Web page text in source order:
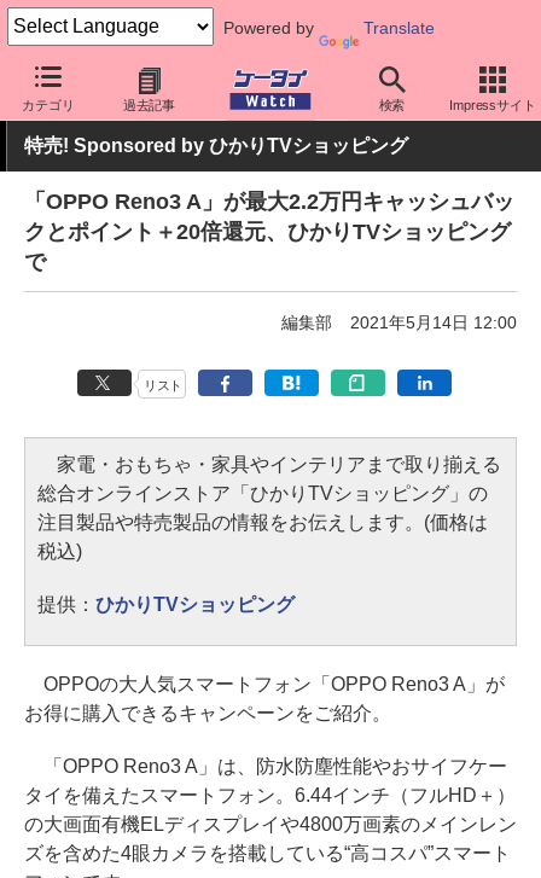
Powered by Translate
カテゴリ 過去記事 検索 Impressサイト
ケータイ Watch OS Android OPPO
特売! Sponsored by ひかりTVショッピング
「OPPO Reno3 A」が最大2.2万円キャッシュバッ
クとポイント＋20倍還元、ひかりTVショッピング
で
編集部 2021年5月14日 12:00
リスト
家電・おもちゃ・家具やインテリアまで取り揃える
総合オンラインストア「ひかりTVショッピング」の
注目製品や特売製品の情報をお伝えします。(価格は
税込)
提供： ひかりTVショッピング
OPPOの大人気スマートフォン「OPPO Reno3 A」が
お得に購入できるキャンペーンをご紹介。
「OPPO Reno3 A」は、防水防塵性能やおサイフケー
タイを備えたスマートフォン。6.44インチ（フルHD＋）
の大画面有機ELディスプレイや4800万画素のメインレン
ズを含めた4眼カメラを搭載している“高コスパ”スマート